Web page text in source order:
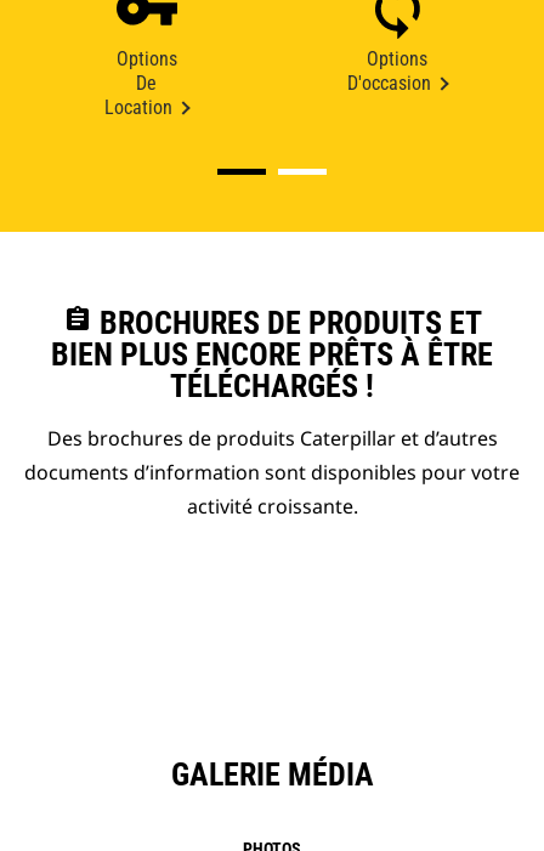
Options
De
Location
Options
D'occasion
assignment BROCHURES DE PRODUITS ET
BIEN PLUS ENCORE PRÊTS À ÊTRE
TÉLÉCHARGÉS !
Des brochures de produits Caterpillar et d’autres
documents d’information sont disponibles pour votre
activité croissante.
GALERIE MÉDIA